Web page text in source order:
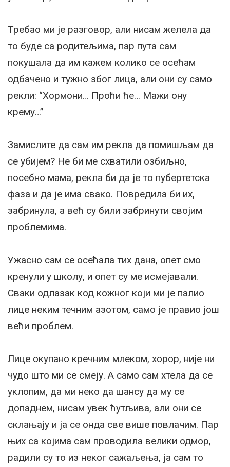
Требао ми је разговор, али нисам желела да
то буде са родитељима, пар пута сам
покушала да им кажем колико се осећам
одбачено и тужно због лица, али они су само
рекли: “Хормони… Проћи ће… Мажи ону
крему…”
Замислите да сам им рекла да помишљам да
се убијем? Не би ме схватили озбиљно,
посебно мама, рекла би да је то пубертетска
фаза и да је има свако. Повредила би их,
забринула, а већ су били забринути својим
проблемима.
Ужасно сам се осећала тих дана, опет смо
кренули у школу, и опет су ме исмејавали.
Сваки одлазак код кожног који ми је палио
лице неким течним азотом, само је правио још
већи проблем.
Лице окупано кречним млеком, хорор, није ни
чудо што ми се смеју. А само сам хтела да се
уклопим, да ми неко да шансу да му се
допаднем, нисам увек ћутљива, али они се
склањају и ја се онда све више повлачим. Пар
њих са којима сам проводила велики одмор,
радили су то из неког сажаљења, ја сам то